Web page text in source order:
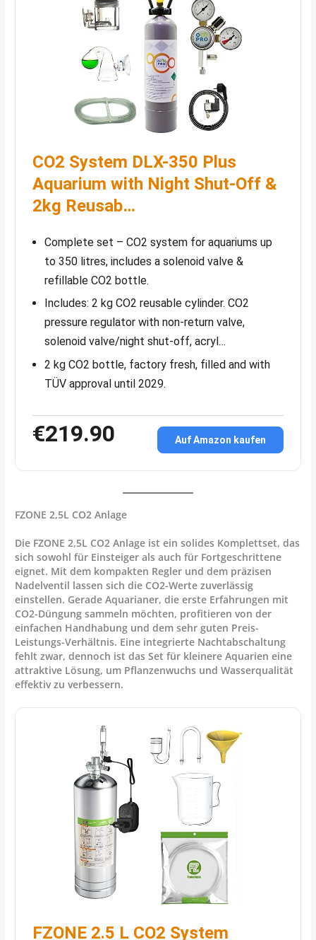
CO2 System DLX-350 Plus
Aquarium with Night Shut-Off &
2kg Reusab…
Complete set – CO2 system for aquariums up
to 350 litres, includes a solenoid valve &
refillable CO2 bottle.
Includes: 2 kg CO2 reusable cylinder. CO2
pressure regulator with non-return valve,
solenoid valve/night shut-off, acryl…
2 kg CO2 bottle, factory fresh, filled and with
TÜV approval until 2029.
€219.90 Auf Amazon kaufen
FZONE 2,5L CO2 Anlage
Die FZONE 2,5L CO2 Anlage ist ein solides Komplettset, das
sich sowohl für Einsteiger als auch für Fortgeschrittene
eignet. Mit dem kompakten Regler und dem präzisen
Nadelventil lassen sich die CO2-Werte zuverlässig
einstellen. Gerade Aquarianer, die erste Erfahrungen mit
CO2-Düngung sammeln möchten, profitieren von der
einfachen Handhabung und dem sehr guten Preis-
Leistungs-Verhältnis. Eine integrierte Nachtabschaltung
fehlt zwar, dennoch ist das Set für kleinere Aquarien eine
attraktive Lösung, um Pflanzenwuchs und Wasserqualität
effektiv zu verbessern.
FZONE 2.5 L CO2 System